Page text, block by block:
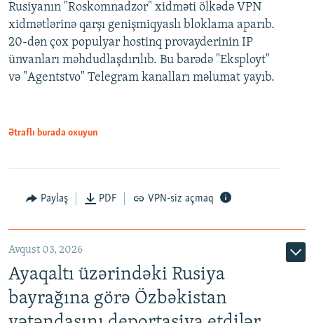
Rusiyanın "Roskomnadzor" xidməti ölkədə VPN
xidmətlərinə qarşı genişmiqyaslı bloklama aparıb.
20-dən çox populyar hostinq provayderinin IP
ünvanları məhdudlaşdırılıb. Bu barədə "Eksployt"
və "Agentstvo" Telegram kanalları məlumat yayıb.
Ətraflı burada oxuyun
Paylaş PDF VPN-siz açmaq
Avqust 03, 2026
Ayaqaltı üzərindəki Rusiya
bayrağına görə Özbəkistan